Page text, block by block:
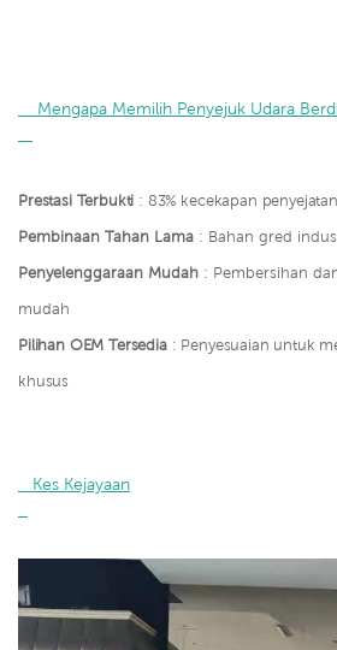
Prestasi Terbukti : 83% kecekapan penyejatan
Pembinaan Tahan Lama : Bahan gred
Penyelenggaraan Mudah : Pembersihan
mudah
Pilihan OEM Tersedia : Penyesuaian untuk
khusus